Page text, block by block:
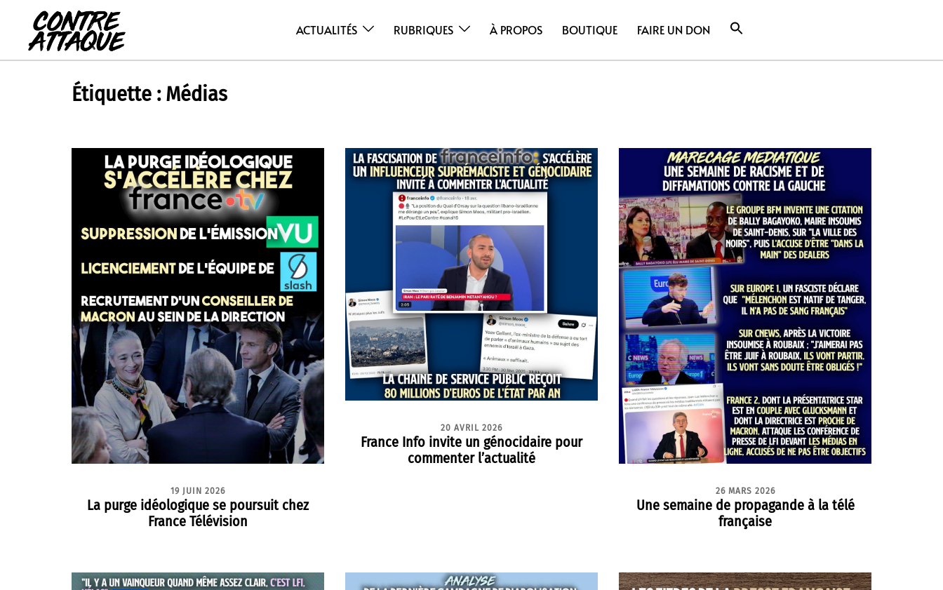
contenu
ACTUALITÉS RUBRIQUES À PROPOS BOUTIQUE FAIRE UN DON
Étiquette :Médias
19 JUIN 2026
La purge idéologique se poursuit chez
France Télévision
20 AVRIL 2026
France Info invite un génocidaire pour
commenter l’actualité
26 MARS 2026
Une semaine de propagande à la télé
française